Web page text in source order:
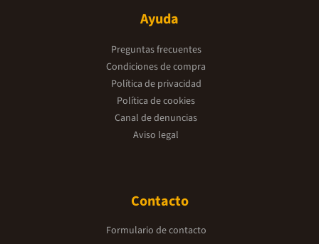
Ayuda
Preguntas frecuentes
Condiciones de compra
Política de privacidad
Política de cookies
Canal de denuncias
Aviso legal
Contacto
Formulario de contacto